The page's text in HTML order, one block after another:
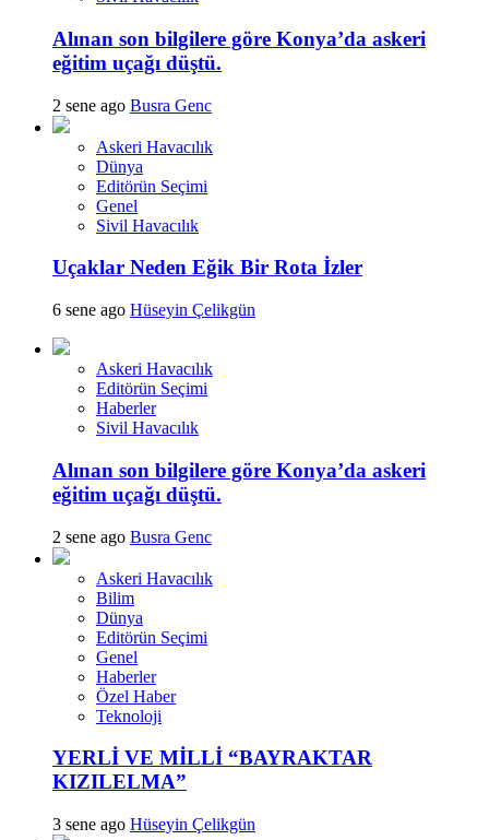
Alınan son bilgilere göre Konya’da askeri
eğitim uçağı düştü.
2 sene ago Busra Genc
Askeri Havacılık
Dünya
Editörün Seçimi
Genel
Sivil Havacılık
Uçaklar Neden Eğik Bir Rota İzler
6 sene ago Hüseyin Çelikgün
Askeri Havacılık
Editörün Seçimi
Haberler
Sivil Havacılık
Alınan son bilgilere göre Konya’da askeri
eğitim uçağı düştü.
2 sene ago Busra Genc
Askeri Havacılık
Bilim
Dünya
Editörün Seçimi
Genel
Haberler
Özel Haber
Teknoloji
YERLİ VE MİLLİ “BAYRAKTAR
KIZILELMA”
3 sene ago Hüseyin Çelikgün